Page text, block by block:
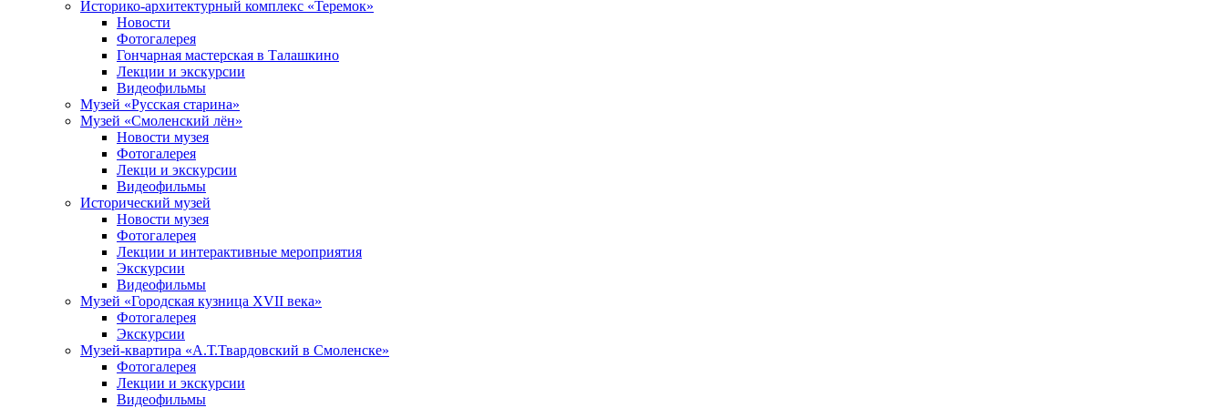
Историко-архитектурный комплекс «Теремок»
Новости
Фотогалерея
Гончарная мастерская в Талашкино
Лекции и экскурсии
Видеофильмы
Музей «Русская старина»
Музей «Смоленский лён»
Новости музея
Фотогалерея
Лекци и экскурсии
Видеофильмы
Исторический музей
Новости музея
Фотогалерея
Лекции и интерактивные мероприятия
Экскурсии
Видеофильмы
Музей «Городская кузница XVII века»
Фотогалерея
Экскурсии
Музей-квартира «А.Т.Твардовский в Смоленске»
Фотогалерея
Лекции и экскурсии
Видеофильмы